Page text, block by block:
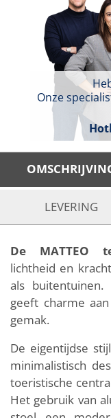
Onze
LEVERING
De MATTEO
lichtheid en
als
geeft charme
gemak.
De eigentijdse
minimalistisch
toeristische
Het gebruik van